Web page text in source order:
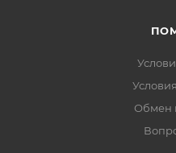
Обмен